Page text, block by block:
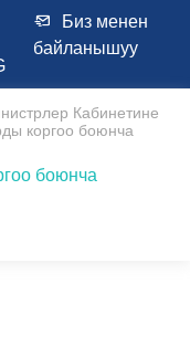
Биз менен
байланышуу
Кабинетине
коргоо боюнча
боюнча